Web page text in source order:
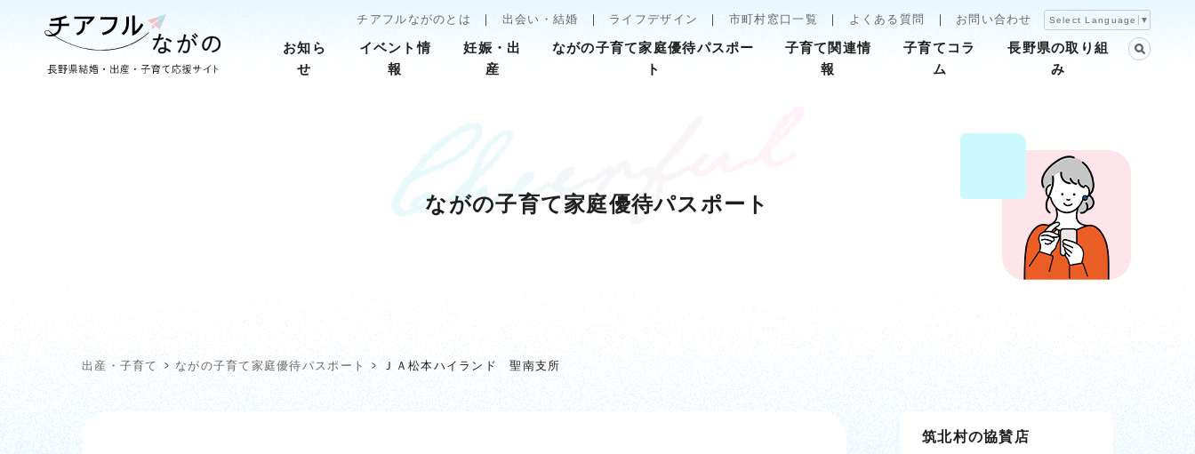
チアフルながのとは 出会い・結婚 ライフデザイン 市町村窓口一覧 よくある質問 お問い合わせ Select Language ▼
お知ら
せ
イベント情
報
妊娠・出
産
ながの子育て家庭優待パスポー
ト
子育て関連情
報
子育てコラ
ム
長野県の取り組
み
ながの子育て家庭優待パスポート
出産・子育て ながの子育て家庭優待パスポート ＪＡ松本ハイランド 聖南支所
筑北村の協賛店